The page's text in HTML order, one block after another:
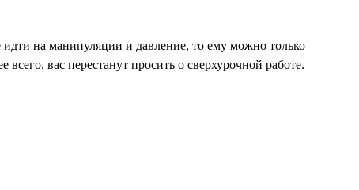
на манипуляции и давление, то ему можно только
всего, вас перестанут просить о сверхурочной работе.